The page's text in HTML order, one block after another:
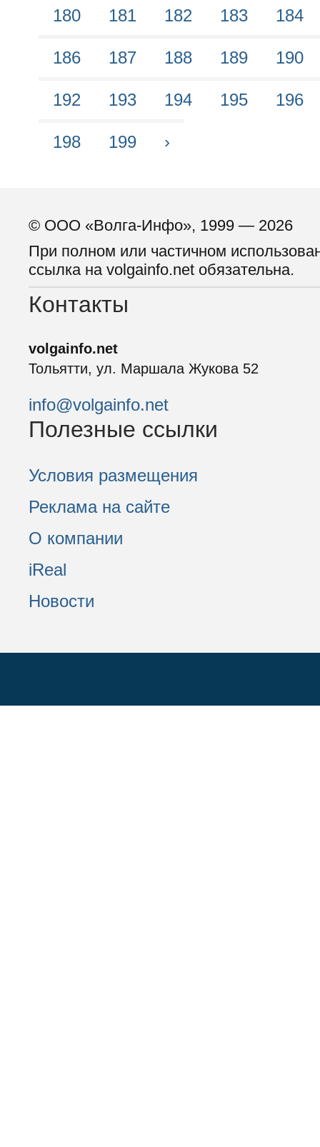
180 181 182 183 184
186 187 188 189 190
192 193 194 195 196
198 199 ›
© ООО «Волга-Инфо», 1999 — 2026
При полном или частичном
ссылка на volgainfo.net обязательна.
Контакты
volgainfo.net
Тольятти, ул. Маршала Жукова 52
info@volgainfo.net
Полезные ссылки
Условия размещения
Реклама на сайте
О компании
iReal
Новости